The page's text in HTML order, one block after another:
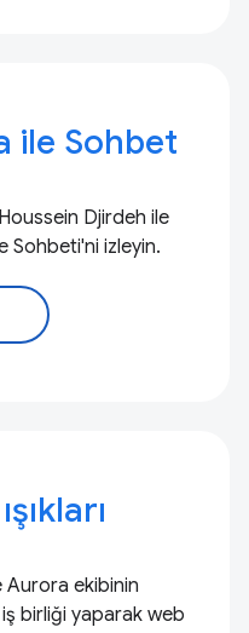
ile Sohbet
Djirdeh ile
Sohbeti'ni izleyin.
ekibinin
birliği yaparak web